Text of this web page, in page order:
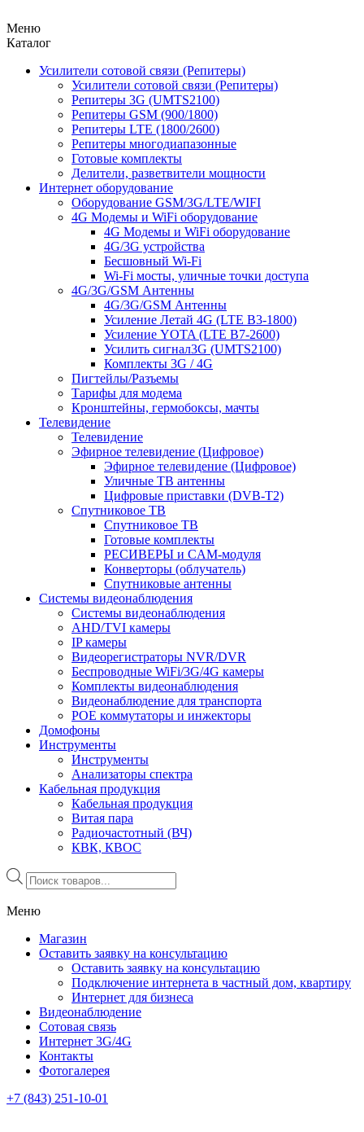
Меню
Каталог
Усилители сотовой связи (Репитеры)
Усилители сотовой связи (Репитеры)
Репитеры 3G (UMTS2100)
Репитеры GSM (900/1800)
Репитеры LTE (1800/2600)
Репитеры многодиапазонные
Готовые комплекты
Делители, разветвители мощности
Интернет оборудование
Оборудование GSM/3G/LTE/WIFI
4G Модемы и WiFi оборудование
4G Модемы и WiFi оборудование
4G/3G устройства
Бесшовный Wi-Fi
Wi-Fi мосты, уличные точки доступа
4G/3G/GSM Антенны
4G/3G/GSM Антенны
Усиление Летай 4G (LTE B3-1800)
Усиление YOTA (LTE B7-2600)
Усилить сигнал3G (UMTS2100)
Комплекты 3G / 4G
Пигтейлы/Разъемы
Тарифы для модема
Кронштейны, гермобоксы, мачты
Телевидение
Телевидение
Эфирное телевидение (Цифровое)
Эфирное телевидение (Цифровое)
Уличные ТВ антенны
Цифровые приставки (DVB-T2)
Спутниковое ТВ
Спутниковое ТВ
Готовые комплекты
РЕСИВЕРЫ и CAM-модуля
Конверторы (облучатель)
Спутниковые антенны
Системы видеонаблюдения
Системы видеонаблюдения
AHD/TVI камеры
IP камеры
Видеорегистраторы NVR/DVR
Беспроводные WiFi/3G/4G камеры
Комплекты видеонаблюдения
Видеонаблюдение для транспорта
POE коммутаторы и инжекторы
Домофоны
Инструменты
Инструменты
Анализаторы спектра
Кабельная продукция
Кабельная продукция
Витая пара
Радиочастотный (ВЧ)
КВК, КВОС
Поиск
товаров
Меню
Магазин
Оставить заявку на консультацию
Оставить заявку на консультацию
Подключение интернета в частный дом, квартиру
Интернет для бизнеса
Видеонаблюдение
Сотовая связь
Интернет 3G/4G
Контакты
Фотогалерея
+7 (843) 251-10-01